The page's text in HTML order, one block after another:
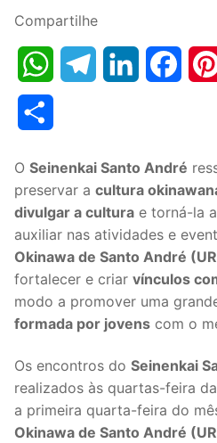
Compartilhe
WhatsAppTelegramLinkedIn
O Seinenkai Santo André
preservar a cultura
divulgar a cultura e torná-la
auxiliar nas atividades e
Okinawa de Santo André
fortalecer e criar vínculos
modo a promover uma
formada por jovens com o
Os encontros do Seinenkai
realizados às quartas-feira
a primeira quarta-feira do
Okinawa de Santo André